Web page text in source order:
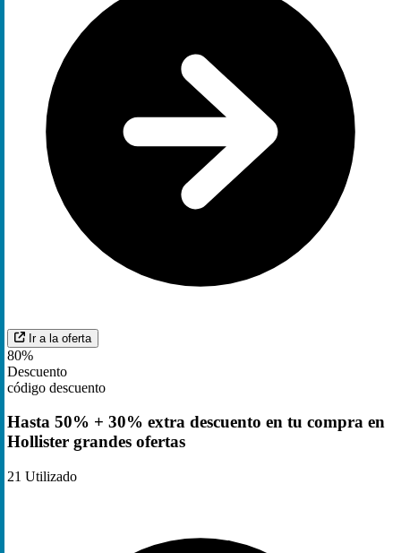
Ir a la oferta
80%
Descuento
código descuento
Hasta 50% + 30% extra descuento en tu compra en
Hollister grandes ofertas
21 Utilizado